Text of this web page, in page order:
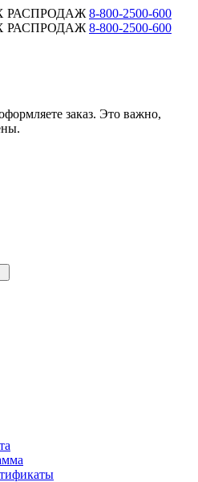
РАСПРОДАЖ 8-800-2500-600
РАСПРОДАЖ 8-800-2500-600
заказ. Это важно,